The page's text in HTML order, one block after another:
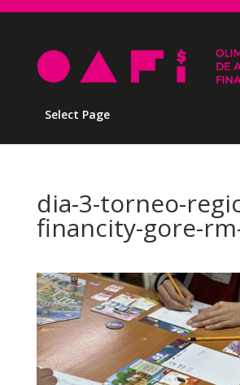
Select Page
dia-3-torneo-
financity-gore-